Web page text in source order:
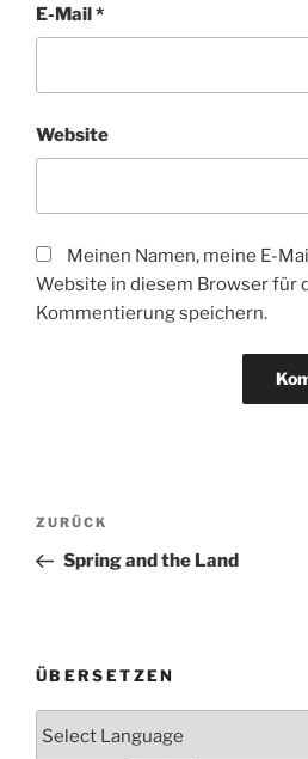
E-Mail*
Website
Meinen Namen, meine E-
Website in diesem Browser für
Kommentierung speichern.
Beitrags-
Vorheriger
Beitrag
ZURÜCK
Spring and the Land
ÜBERSETZEN